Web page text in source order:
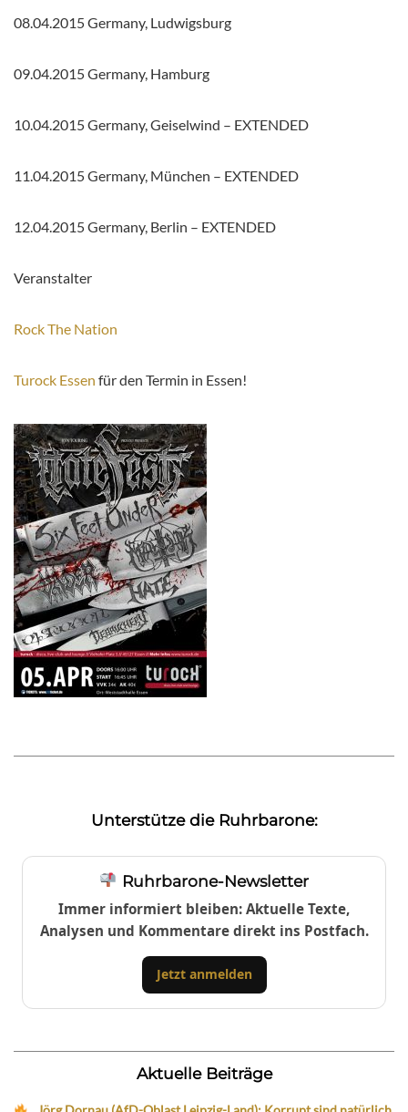
08.04.2015 Germany, Ludwigsburg
09.04.2015 Germany, Hamburg
10.04.2015 Germany, Geiselwind – EXTENDED
11.04.2015 Germany, München – EXTENDED
12.04.2015 Germany, Berlin – EXTENDED
Veranstalter
Rock The Nation
Turock Essen für den Termin in Essen!
Unterstütze die Ruhrbarone:
Ruhrbarone-Newsletter
Immer informiert bleiben: Aktuelle Texte,
Analysen und Kommentare direkt ins Postfach.
Jetzt anmelden
Aktuelle Beiträge